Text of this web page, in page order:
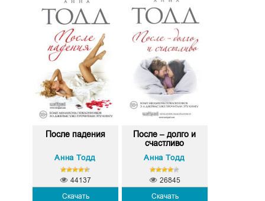
После падения
Анна Тодд
Скачать
44137
После – долго и
счастливо
Анна Тодд
Скачать
26845